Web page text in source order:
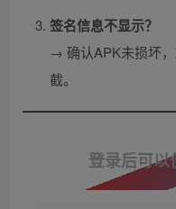
签名信息不显示？​
→ 确认APK未损坏
截。
登录后可